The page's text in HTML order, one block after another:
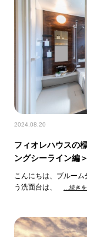
2024.08.20
フィオレハウスの
ングシーライン編＞
こんにちは、ブルー
う洗面台は、
…続き